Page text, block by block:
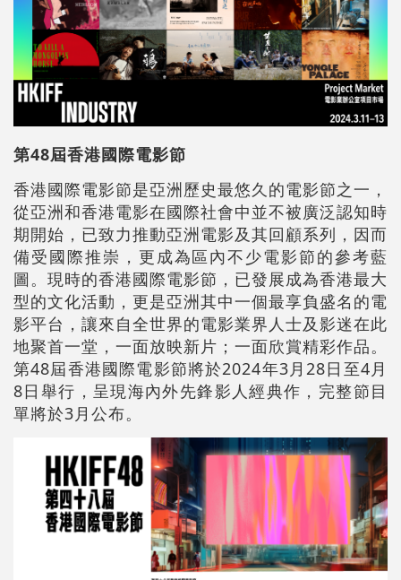
第48屆香港國際電影節
香港國際電影節是亞洲歷史最悠久的電影節之一，
從亞洲和香港電影在國際社會中並不被廣泛認知時
期開始，已致力推動亞洲電影及其回顧系列，因而
備受國際推崇，更成為區內不少電影節的參考藍
圖。現時的香港國際電影節，已發展成為香港最大
型的文化活動，更是亞洲其中一個最享負盛名的電
影平台，讓來自全世界的電影業界人士及影迷在此
地聚首一堂，一面放映新片；一面欣賞精彩作品。
第48屆香港國際電影節將於2024年3月28日至4月
8日舉行，呈現海內外先鋒影人經典作，完整節目
單將於3月公布。